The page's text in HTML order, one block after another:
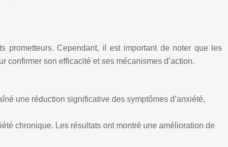
prometteurs. Cependant, il est important de noter que les
confirmer son efficacité et ses mécanismes d’action.
une réduction significative des symptômes d’anxiété,
chronique. Les résultats ont montré une amélioration de